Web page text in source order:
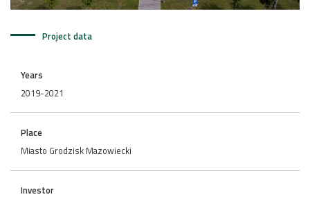
Project data
Years
2019-2021
Place
Miasto Grodzisk Mazowiecki
Investor